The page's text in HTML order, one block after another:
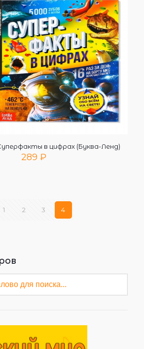
в цифрах (Буква-Ленд)
289 ₽
1 2 3 4